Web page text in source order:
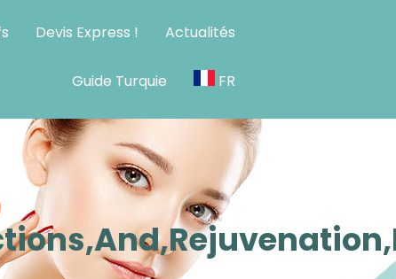
Devis Express ! Actualités
Guide Turquie FR